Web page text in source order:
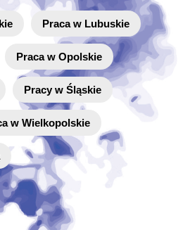
Praca w Lubuskie
Praca w Opolskie
Pracy w Śląskie
w Wielkopolskie